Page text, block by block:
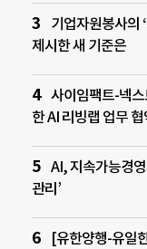
기업자원봉사의
제시한 새 기준은
사이임팩트-넥
한 AI 리빙랩 업무 협
AI, 지속가능경
관리’
[유한양행-유일